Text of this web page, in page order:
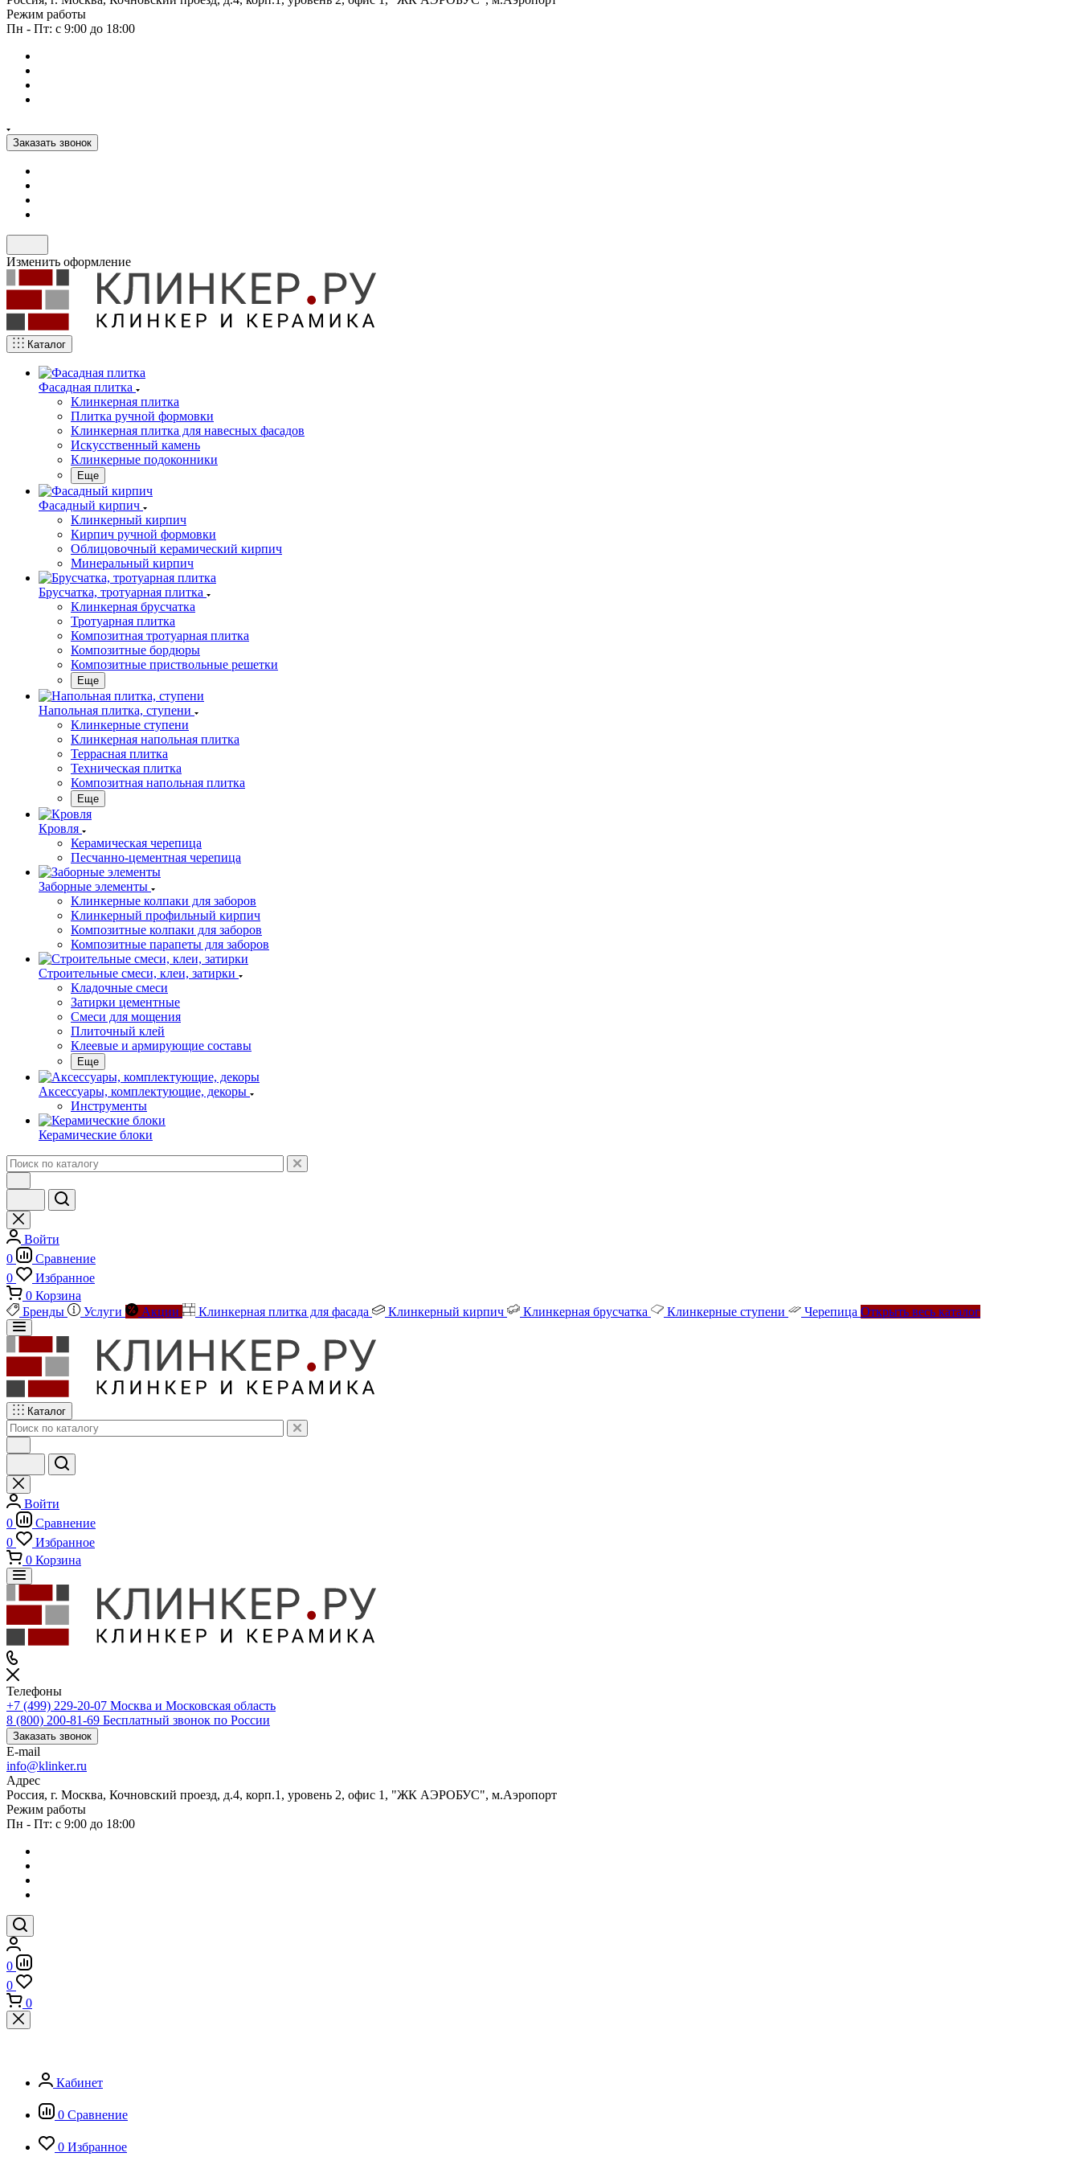
Режим работы
Пн - Пт: с 9:00 до 18:00
Заказать звонок
Изменить оформление
Каталог
Фасадная плитка
Клинкерная плитка
Плитка ручной формовки
Клинкерная плитка для навесных фасадов
Искусственный камень
Клинкерные подоконники
Еще
Фасадный кирпич
Клинкерный кирпич
Кирпич ручной формовки
Облицовочный керамический кирпич
Минеральный кирпич
Брусчатка, тротуарная плитка
Клинкерная брусчатка
Тротуарная плитка
Композитная тротуарная плитка
Композитные бордюры
Композитные приствольные решетки
Еще
Напольная плитка, ступени
Клинкерные ступени
Клинкерная напольная плитка
Террасная плитка
Техническая плитка
Композитная напольная плитка
Еще
Кровля
Керамическая черепица
Песчанно-цементная черепица
Заборные элементы
Клинкерные колпаки для заборов
Клинкерный профильный кирпич
Композитные колпаки для заборов
Композитные парапеты для заборов
Строительные смеси, клеи, затирки
Кладочные смеси
Затирки цементные
Смеси для мощения
Плиточный клей
Клеевые и армирующие составы
Еще
Аксессуары, комплектующие, декоры
Инструменты
Керамические блоки
Войти
0
Сравнение
0
Избранное
0 Корзина
Бренды
Услуги Акции Клинкерная плитка для фасада Клинкерный кирпич Клинкерная брусчатка Клинкерные ступени Черепица Открыть весь каталог
Каталог
Войти
0
Сравнение
0
Избранное
0 Корзина
Телефоны
+7 (499) 229-20-07 Москва и Московская область
8 (800) 200-81-69 Бесплатный звонок по России
Заказать звонок
E-mail
info@klinker.ru
Адрес
Россия, г. Москва, Кочновский проезд, д.4, корп.1, уровень 2, офис 1, "ЖК АЭРОБУС", м.Аэропорт
Режим работы
Пн - Пт: с 9:00 до 18:00
0
0
0
Кабинет
0 Сравнение
0 Избранное